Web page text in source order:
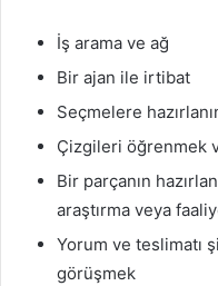
İş arama ve ağ
Bir ajan ile irtibat
Seçmelere
Çizgileri öğrenmek
Bir parçanın
araştırma veya
Yorum ve teslimatı
görüşmek